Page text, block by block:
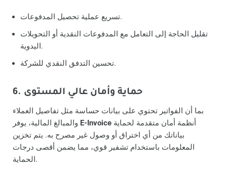
تسريع عملية تحصيل المدفوعات.
تقليل الحاجة إلى التعامل مع المدفوعات النقدية أو التحويلات
اليدوية.
تحسين التدفق النقدي للشركة.
6. حماية وأمان عالي المستوى
بما أن الفواتير تحتوي على بيانات حساسة مثل تفاصيل العملاء
E-Invoice
بياناتك من أي اختراق أو وصول غير مصرح به. يتم تخزين
المعلومات باستخدام تشفير قوي، مما يضمن أقصى درجات
الحماية.